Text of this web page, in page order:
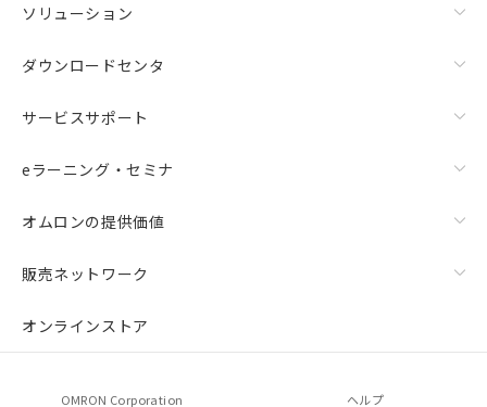
ソリューション
ダウンロードセンタ
サービスサポート
eラーニング・セミナ
オムロンの提供価値
販売ネットワーク
オンラインストア
OMRON Corporation ヘルプ